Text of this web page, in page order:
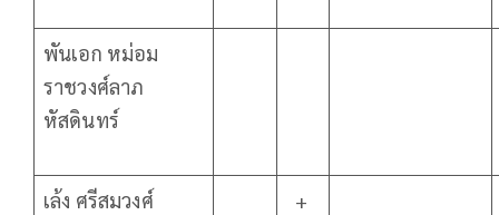
พันเอก หม่อม
ราชวงศ์ลาภ
หัสดินทร์
เล้ง ศรีสมวงศ์ +